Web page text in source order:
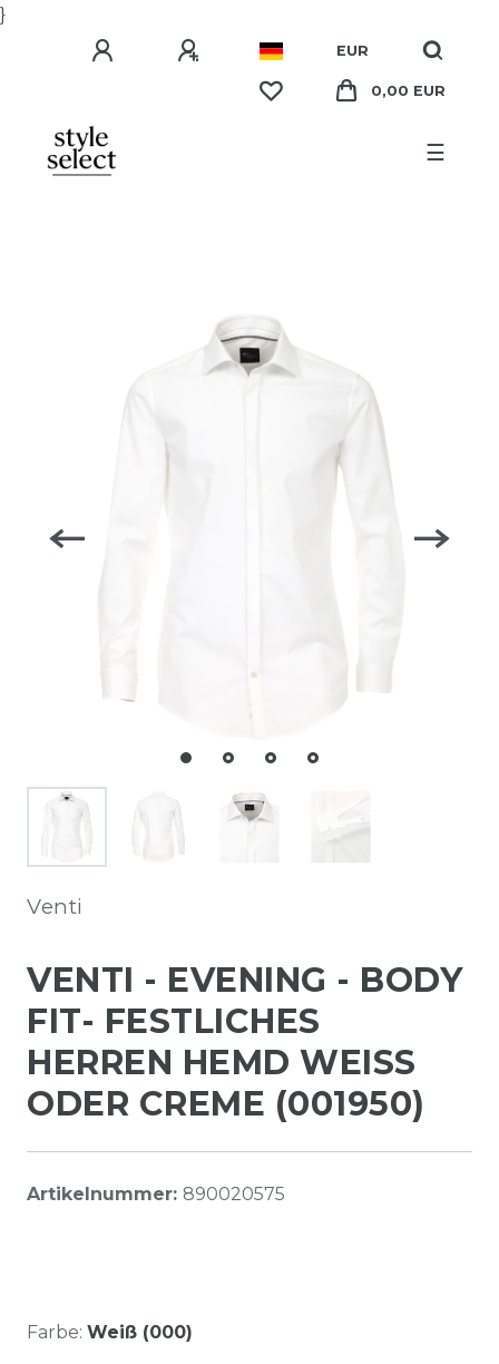
}
EUR
0,00 EUR
☰
Venti
VENTI - EVENING - BODY
FIT- FESTLICHES
HERREN HEMD WEISS O
DER CREME (001950)
Artikelnummer: 890020575
Farbe: Weiß (000)